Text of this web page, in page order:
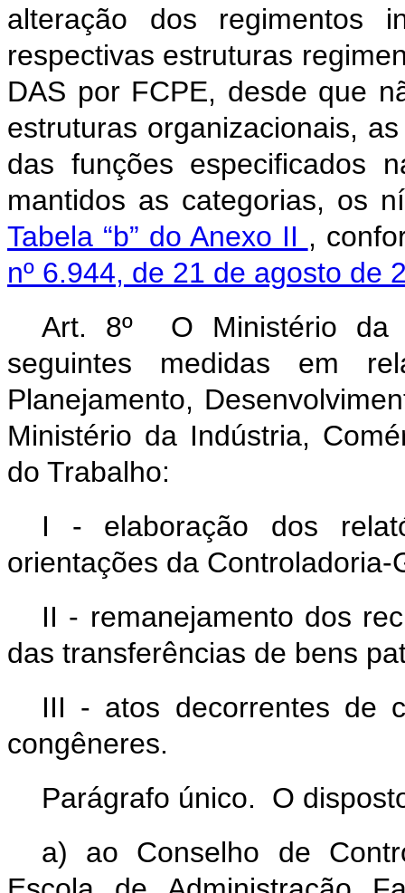
alteração dos regimentos
respectivas estruturas
DAS por FCPE, desde que
estruturas organizacionais,
das funções especificados
mantidos as categorias, os
Tabela “b” do Anexo II ,
nº 6.944, de 21 de agosto de
Art. 8º O Ministério da
seguintes medidas em
Planejamento,
Ministério da Indústria,
do Trabalho:
I - elaboração dos
orientações da Controladoria-
II - remanejamento dos
das transferências de bens
III - atos decorrentes de
congêneres.
Parágrafo único. O
a) ao Conselho de